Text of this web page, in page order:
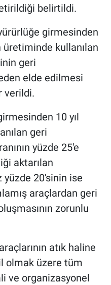
belirtildi.
girmesinden
üretiminde kullanılan
geri
elde edilmesi
verildi.
10 yıl
geri
yüzde 25'e
aktarılan
yüzde 20'sinin ise
araçlardan geri
zorunlu
atık haline
olmak üzere tüm
ve organizasyonel